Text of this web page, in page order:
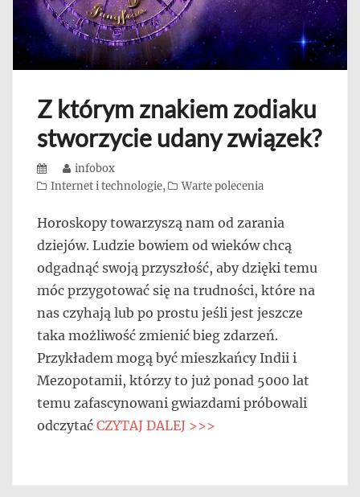
Z którym znakiem zodiaku
stworzycie udany związek?
Posted
on
Author
infobox
Categories
Internet i technologie, Warte polecenia
Horoskopy towarzyszą nam od zarania
dziejów. Ludzie bowiem od wieków chcą
odgadnąć swoją przyszłość, aby dzięki temu
móc przygotować się na trudności, które na
nas czyhają lub po prostu jeśli jest jeszcze
taka możliwość zmienić bieg zdarzeń.
Przykładem mogą być mieszkańcy Indii i
Mezopotamii, którzy to już ponad 5000 lat
temu zafascynowani gwiazdami próbowali
odczytać CZYTAJ DALEJ >>>